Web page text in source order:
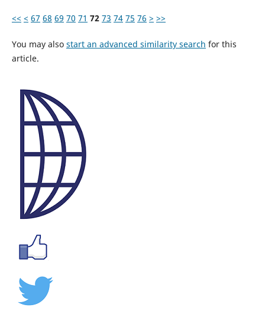
<< < 67 68 69 70 71 72 73 74 75 76 > >>
You may also start an advanced similarity search for this
article.